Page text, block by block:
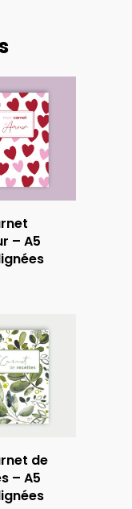
au
– A5
au
de
– A5